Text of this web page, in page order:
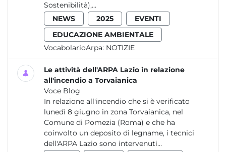
Sostenibilità),...
NEWS
2025
EVENTI
EDUCAZIONE AMBIENTALE
VocabolarioArpa: NOTIZIE
Le attività dell'ARPA Lazio in relazione
all'incendio a Torvaianica
Voce Blog
In relazione all'incendio che si è verificato
lunedì 8 giugno in zona Torvaianica, nel
Comune di Pomezia (Roma) e che ha
coinvolto un deposito di legname, i tecnici
dell'ARPA Lazio sono intervenuti...